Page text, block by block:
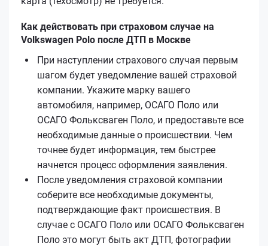
Как действовать при страховом случае на
Volkswagen Polo после ДТП в Москве
При наступлении страхового случая первым
шагом будет уведомление вашей страховой
компании. Укажите марку вашего
автомобиля, например, ОСАГО Поло или
ОСАГО Фольксваген Поло, и предоставьте все
необходимые данные о происшествии. Чем
точнее будет информация, тем быстрее
начнется процесс оформления заявления.
После уведомления страховой компании
соберите все необходимые документы,
подтверждающие факт происшествия. В
случае с ОСАГО Поло или ОСАГО Фольксваген
Поло это могут быть акт ДТП, фотографии